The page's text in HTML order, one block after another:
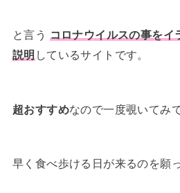
と言う
コロナウイルスの事をイ
説明 しているサイトです。
超おすすめなので一度覗いてみ
早く食べ歩ける日が来るのを願